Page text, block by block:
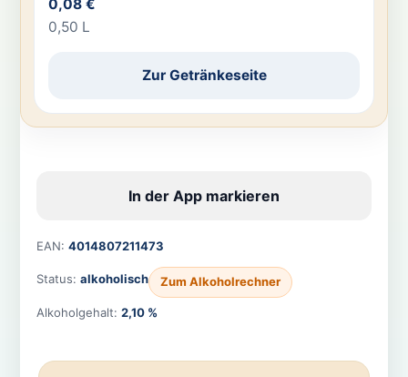
0,08 €
0,50 L
Zur Getränkeseite
In der App markieren
EAN: 4014807211473
Status: alkoholisch Zum Alkoholrechner
Alkoholgehalt: 2,10 %